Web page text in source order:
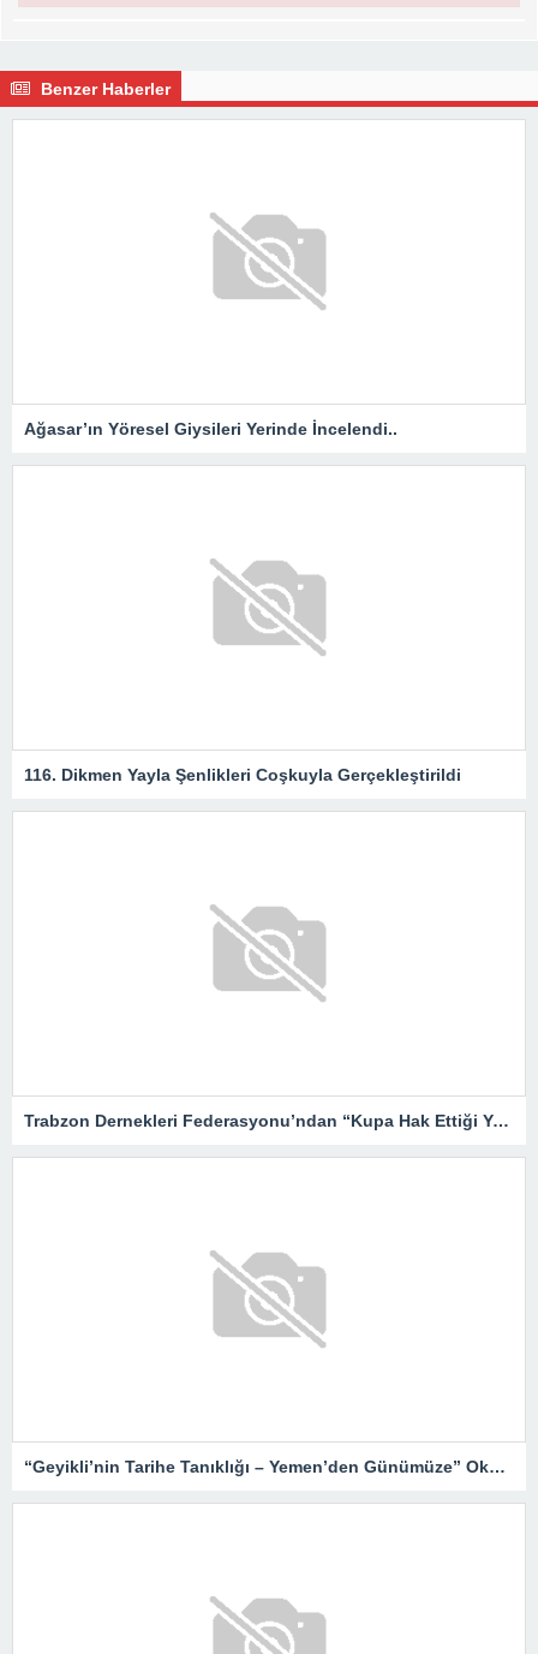
Benzer Haberler
Ağasar’ın Yöresel Giysileri Yerinde İncelendi..
116. Dikmen Yayla Şenlikleri Coşkuyla Gerçekleştirildi
Trabzon Dernekleri Federasyonu’ndan “Kupa Hak Ettiği Yere Verilsin”
“Geyikli’nin Tarihe Tanıklığı – Yemen’den Günümüze” Okurlarıyla Buluşuyor…